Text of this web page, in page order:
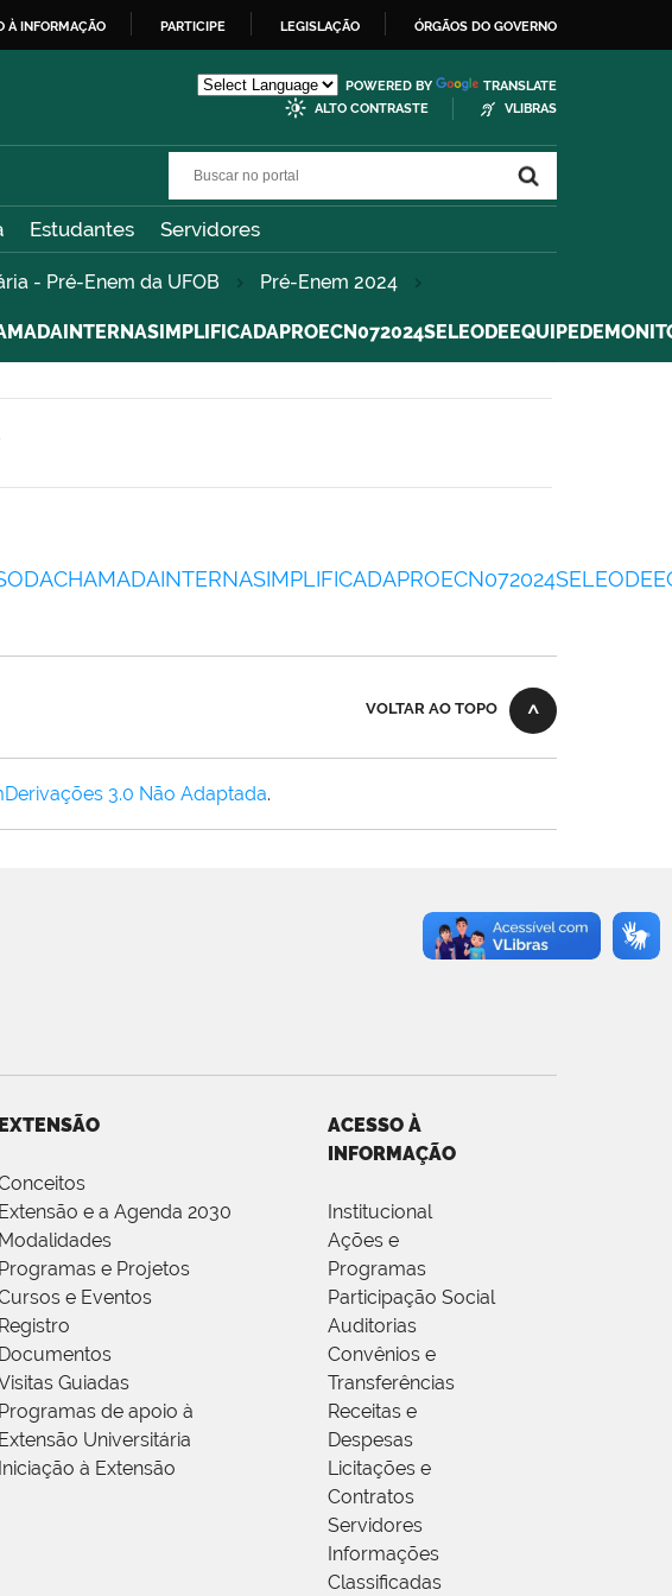
À INFORMAÇÃO PARTICIPE LEGISLAÇÃO ÓRGÃOS DO GOVERNO
POWERED BY
TRANSLATE
ALTO CONTRASTE
VLIBRAS
Estudantes Servidores
- Pré-Enem da UFOB Pré-Enem 2024
VOLTAR AO TOPO
3.0 Não Adaptada.
EXTENSÃO
Extensão e a Agenda 2030
Modalidades
Programas e Projetos
e Eventos
Registro
Documentos
Guiadas
Programas de apoio à
Extensão Universitária
Iniciação à Extensão
ACESSO À
INFORMAÇÃO
Institucional
Ações e
Programas
Participação Social
Auditorias
Convênios e
Transferências
Receitas e
Despesas
Licitações e
Contratos
Servidores
Informações
Classificadas